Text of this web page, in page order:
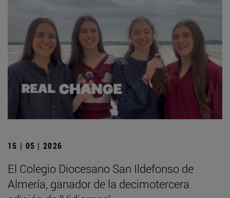
15 | 05 | 2026
El Colegio Diocesano San Ildefonso de
Almería, ganador de la decimotercera